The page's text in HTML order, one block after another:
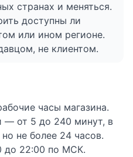
странах и меняться.
доступны ли
или ином регионе.
не клиентом.
часы магазина.
— от 5 до 240 минут, в
не более 24 часов.
22:00 по МСК.